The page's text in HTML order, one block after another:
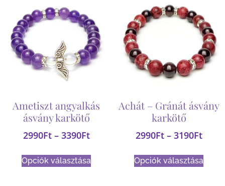
Ametiszt angyalkás
ásvány karkötő
2990Ft – 3390Ft
Opciók választása
Achát – Gránát ásvány
karkötő
2990Ft – 3190Ft
Opciók választása